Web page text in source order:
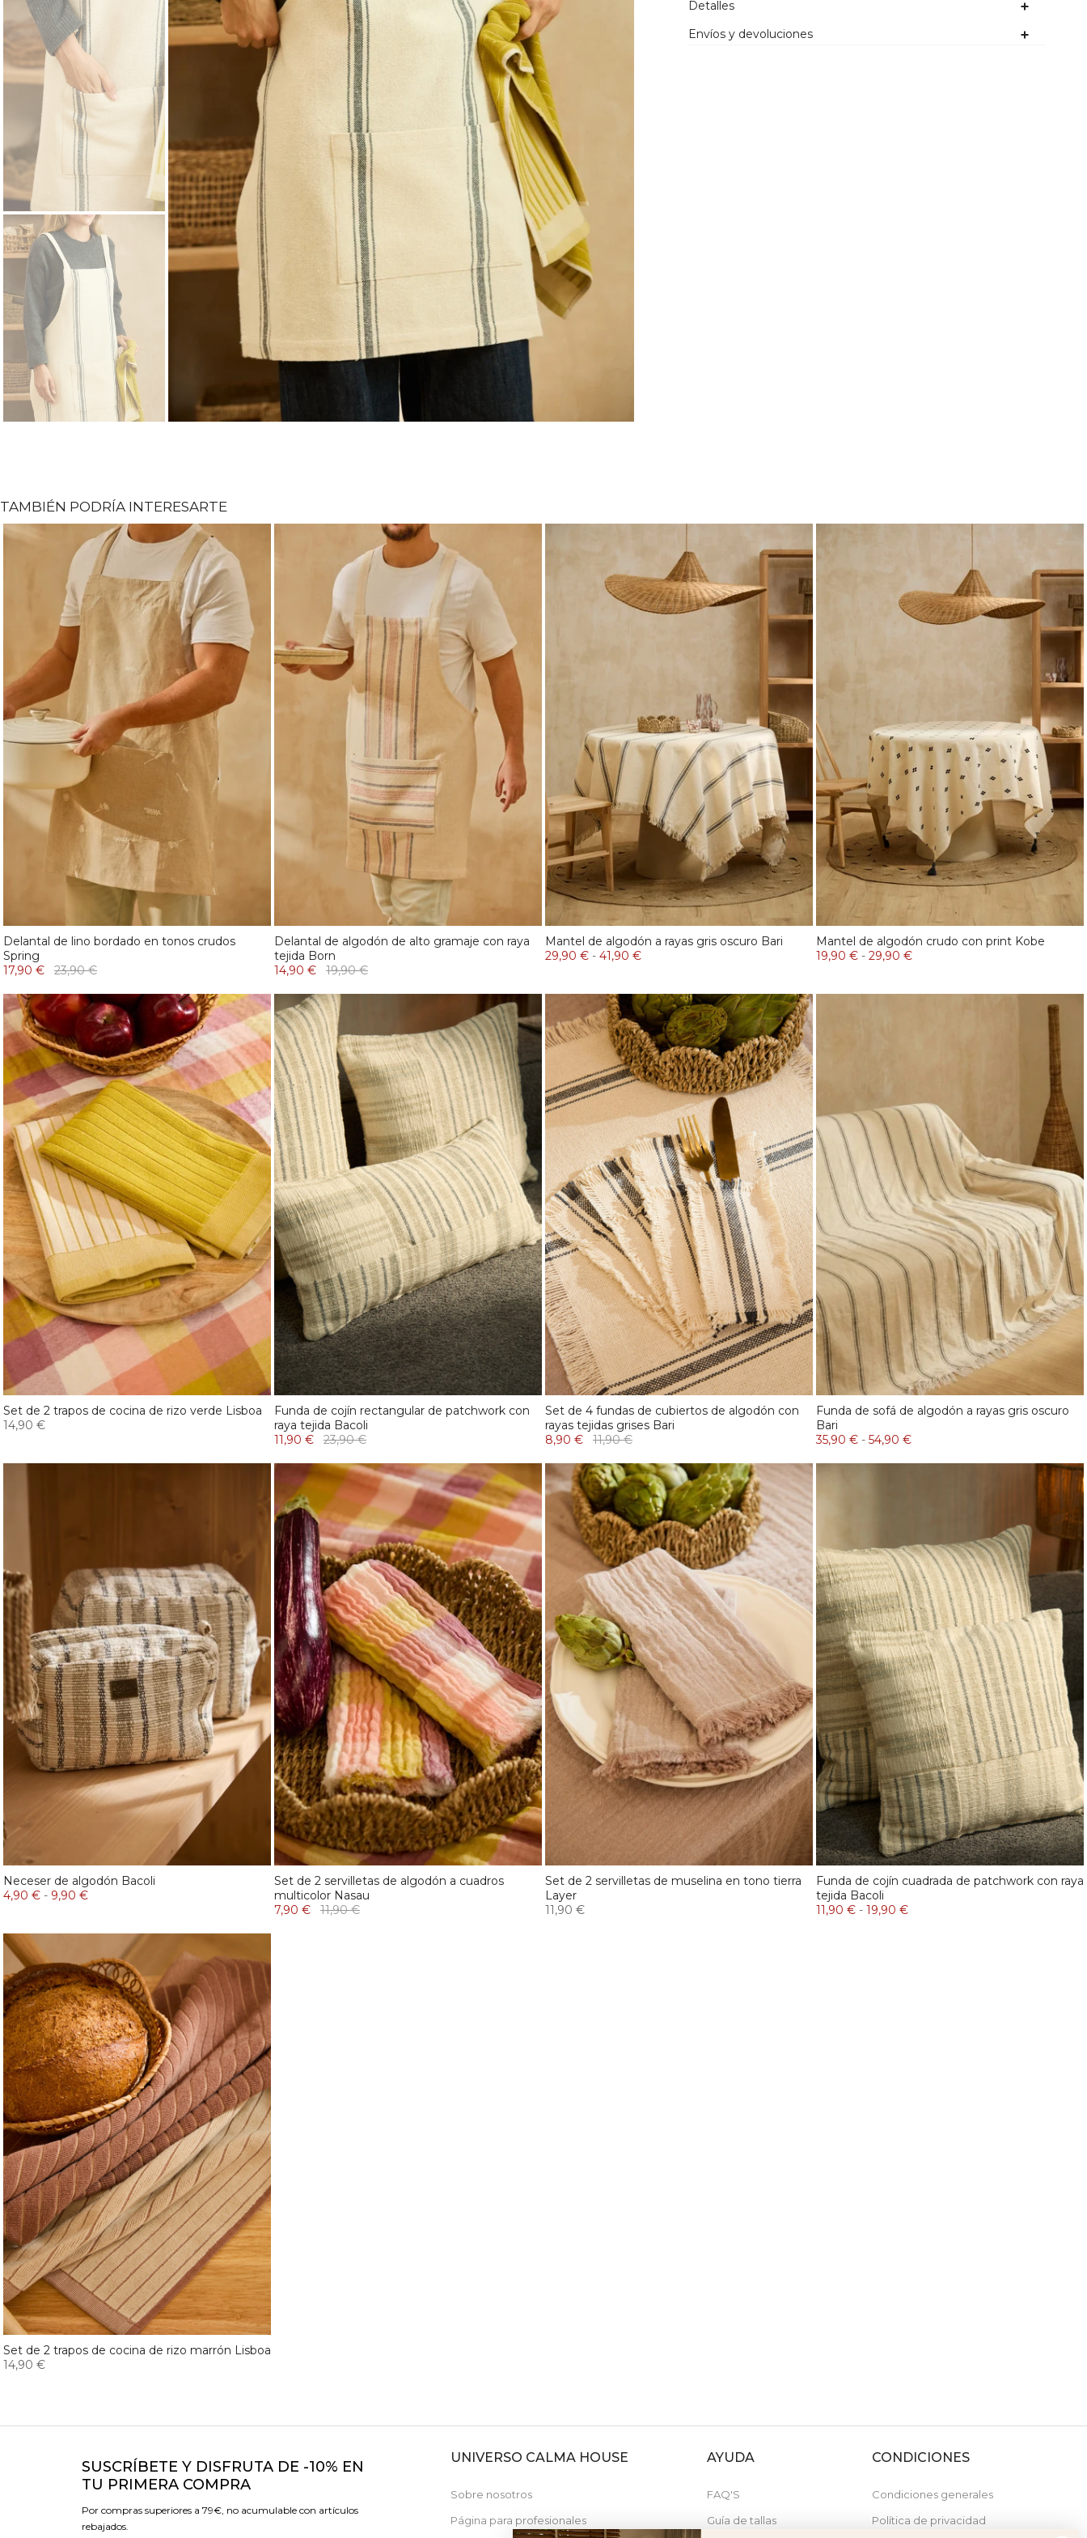
Detalles
Envíos y devoluciones
TAMBIÉN PODRÍA INTERESARTE
Delantal de lino bordado en tonos crudos
Spring
17,90 €
23,90 €
Delantal de algodón de alto gramaje con raya
tejida Born
14,90 €
19,90 €
Mantel de algodón a rayas gris oscuro Bari
29,90 € - 41,90 €
Mantel de algodón crudo con print Kobe
19,90 € - 29,90 €
Set de 2 trapos de cocina de rizo verde Lisboa
14,90 €
Funda de cojín rectangular de patchwork con
raya tejida Bacoli
11,90 €
23,90 €
Set de 4 fundas de cubiertos de algodón con
rayas tejidas grises Bari
8,90 €
11,90 €
Funda de sofá de algodón a rayas gris oscuro
Bari
35,90 € - 54,90 €
Neceser de algodón Bacoli
4,90 € - 9,90 €
Set de 2 servilletas de algodón a cuadros
multicolor Nasau
7,90 €
11,90 €
Set de 2 servilletas de muselina en tono tierra
Layer
11,90 €
Funda de cojín cuadrada de patchwork con raya
tejida Bacoli
11,90 € - 19,90 €
Set de 2 trapos de cocina de rizo marrón Lisboa
14,90 €
SUSCRÍBETE Y DISFRUTA DE -10% EN
TU PRIMERA COMPRA
Por compras superiores a 79€, no acumulable con artículos
rebajados.
UNIVERSO CALMA HOUSE
Sobre nosotros
Página para profesionales
AYUDA
FAQ'S
Guía de tallas
CONDICIONES
Condiciones generales
Política de privacidad